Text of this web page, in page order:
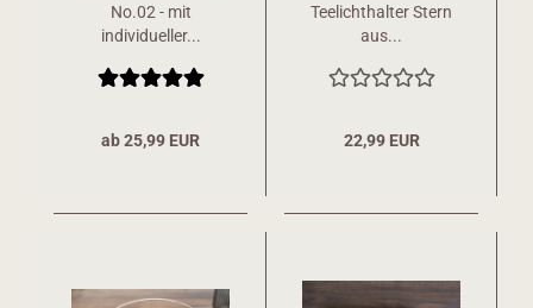
No.02 - mit
individueller...
ab 25,99 EUR
Teelichthalter Stern
aus...
22,99 EUR